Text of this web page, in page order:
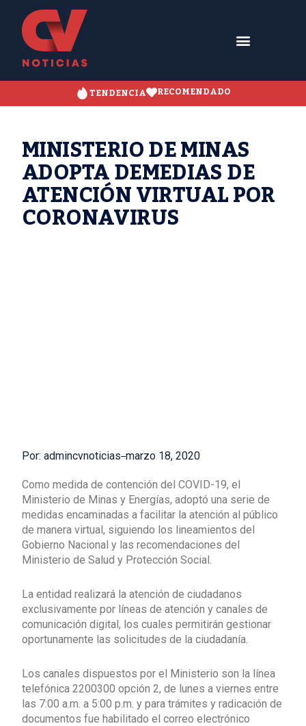
TENDENCIA RECOMENDADO
MINISTERIO DE MINAS
ADOPTA DEMEDIAS DE
ATENCIÓN VIRTUAL POR
CORONAVIRUS
Por: admincvnoticias marzo 18, 2020
Como medida de contención del COVID-19, el
Ministerio de Minas y Energías, adoptó una serie de
medidas encaminadas a facilitar la atención al público
de manera virtual, siguiendo los lineamientos del
Gobierno Nacional y las recomendaciones del
Ministerio de Salud y Protección Social.
La entidad realizará la atención de ciudadanos
exclusivamente por líneas de atención y canales de
comunicación digital, los cuales permitirán gestionar
oportunamente las solicitudes de la ciudadanía.
Los canales dispuestos por el Ministerio son la línea
telefónica 2200300 opción 2, de lunes a viernes entre
las 7:00 a.m. a 5:00 p.m. y para trámites y radicación de
documentos fue habilitado el correo electrónico